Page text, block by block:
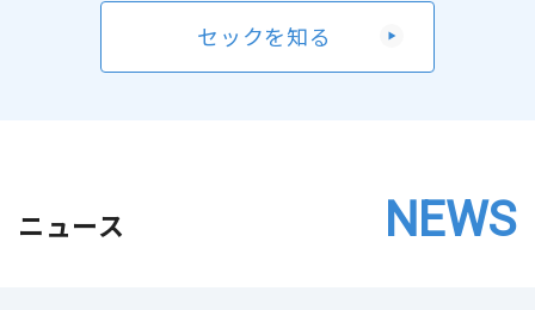
セックを知る
ニュース NEWS